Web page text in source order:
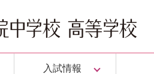
入試情報